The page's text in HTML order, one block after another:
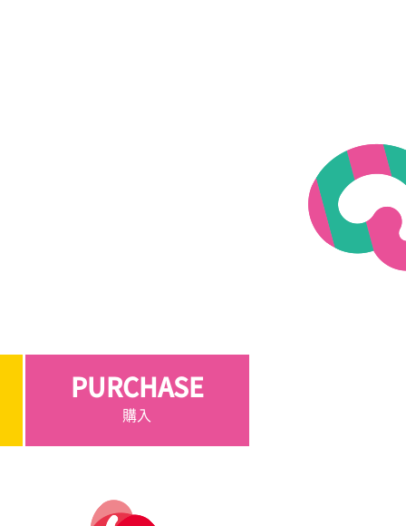
PURCHASE
購入